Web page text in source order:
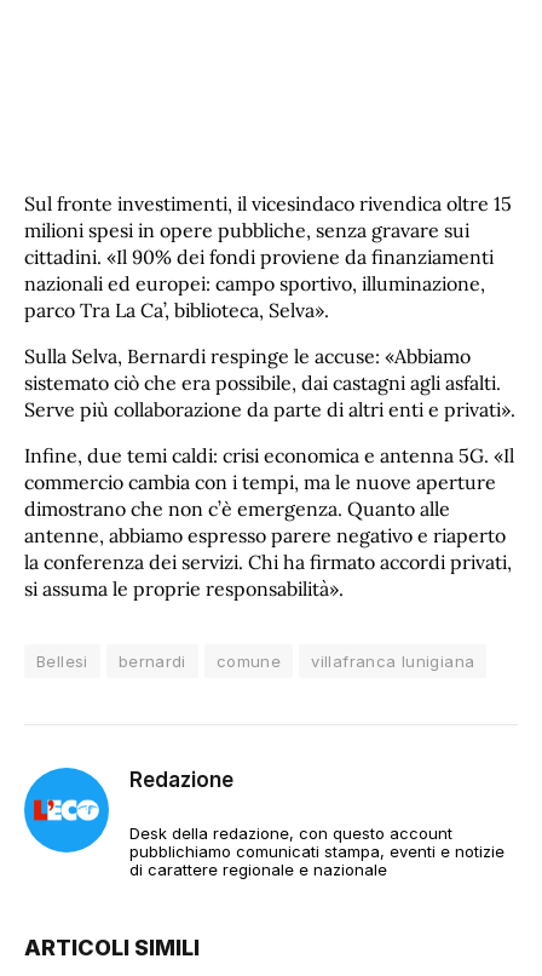
Sul fronte investimenti, il vicesindaco rivendica oltre 15
milioni spesi in opere pubbliche, senza gravare sui
cittadini. «Il 90% dei fondi proviene da finanziamenti
nazionali ed europei: campo sportivo, illuminazione,
parco Tra La Ca’, biblioteca, Selva».
Sulla Selva, Bernardi respinge le accuse: «Abbiamo
sistemato ciò che era possibile, dai castagni agli asfalti.
Serve più collaborazione da parte di altri enti e privati».
Infine, due temi caldi: crisi economica e antenna 5G. «Il
commercio cambia con i tempi, ma le nuove aperture
dimostrano che non c’è emergenza. Quanto alle
antenne, abbiamo espresso parere negativo e riaperto
la conferenza dei servizi. Chi ha firmato accordi privati,
si assuma le proprie responsabilità».
Bellesi bernardi comune villafranca lunigiana
Redazione
Desk della redazione, con questo account
pubblichiamo comunicati stampa, eventi e notizie
di carattere regionale e nazionale
ARTICOLI SIMILI